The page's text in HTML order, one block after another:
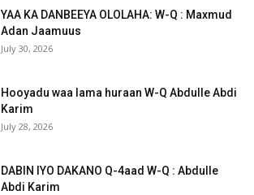
YAA KA DANBEEYA OLOLAHA: W-Q : Maxmud
Adan Jaamuus
July 30, 2026
Hooyadu waa lama huraan W-Q Abdulle Abdi
Karim
July 28, 2026
DABIN IYO DAKANO Q-4aad W-Q : Abdulle
Abdi Karim